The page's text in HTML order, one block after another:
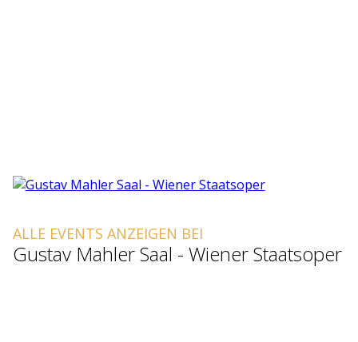
ALLE EVENTS ANZEIGEN BEI
Gustav Mahler Saal - Wiener Staatsoper